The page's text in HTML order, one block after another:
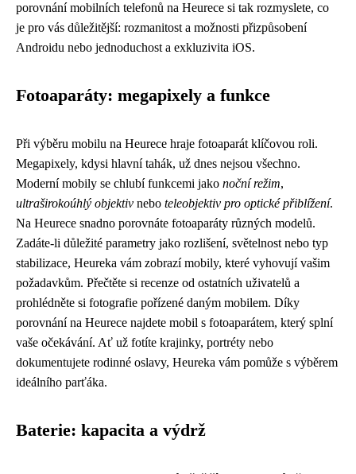
porovnání mobilních telefonů na Heurece si tak rozmyslete, co
je pro vás důležitější: rozmanitost a možnosti přizpůsobení
Androidu nebo jednoduchost a exkluzivita iOS.
Fotoaparáty: megapixely a funkce
Při výběru mobilu na Heurece hraje fotoaparát klíčovou roli.
Megapixely, kdysi hlavní tahák, už dnes nejsou všechno.
Moderní mobily se chlubí funkcemi jako noční režim,
ultraširokoúhlý objektiv nebo teleobjektiv pro optické přiblížení.
Na Heurece snadno porovnáte fotoaparáty různých modelů.
Zadáte-li důležité parametry jako rozlišení, světelnost nebo typ
stabilizace, Heureka vám zobrazí mobily, které vyhovují vašim
požadavkům. Přečtěte si recenze od ostatních uživatelů a
prohlédněte si fotografie pořízené daným mobilem. Díky
porovnání na Heurece najdete mobil s fotoaparátem, který splní
vaše očekávání. Ať už fotíte krajinky, portréty nebo
dokumentujete rodinné oslavy, Heureka vám pomůže s výběrem
ideálního parťáka.
Baterie: kapacita a výdrž